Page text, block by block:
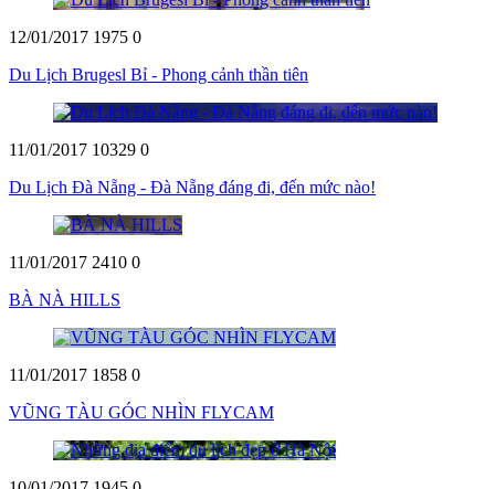
12/01/2017 1975 0
Du Lịch Brugesl Bỉ - Phong cảnh thần tiên
11/01/2017 10329 0
Du Lịch Đà Nẵng - Đà Nẵng đáng đi, đến mức nào!
11/01/2017 2410 0
BÀ NÀ HILLS
11/01/2017 1858 0
VŨNG TÀU GÓC NHÌN FLYCAM